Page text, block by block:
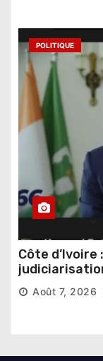
POLITIQUE
Côte
poursuivre
Août 7, 2026